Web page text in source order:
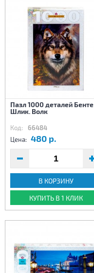
Пазл 1000 деталей Бенте
Шлик. Волк
Код: 66484
Цена: 480 р.
В КОРЗИНУ
КУПИТЬ В 1 КЛИК